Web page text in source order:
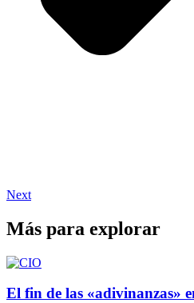
Next
Más para explorar
El fin de las «adivinanzas»